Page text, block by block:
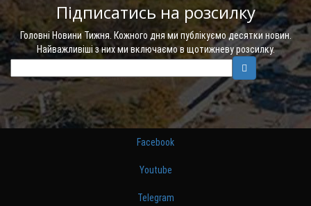
Підписатись на розсилку
Головні Новини Тижня. Кожного дня ми публікуємо десятки новин.
Найважливіші з них ми включаємо в щотижневу розсилку.
Facebook
Youtube
Telegram